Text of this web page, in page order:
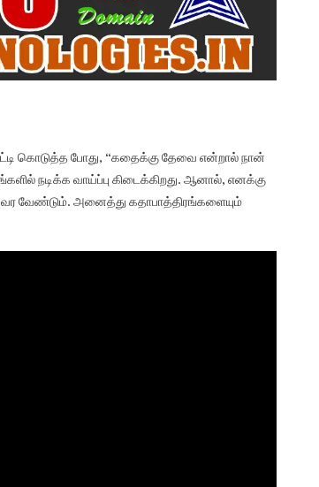
கொடுத்த போது, “கதைக்கு தேவை என்றால் நான்
நடிக்க வாய்ப்பு கிடைக்கிறது. ஆனால், எனக்கு
வேண்டும். அனைத்து கதாபாத்திரங்களையும்